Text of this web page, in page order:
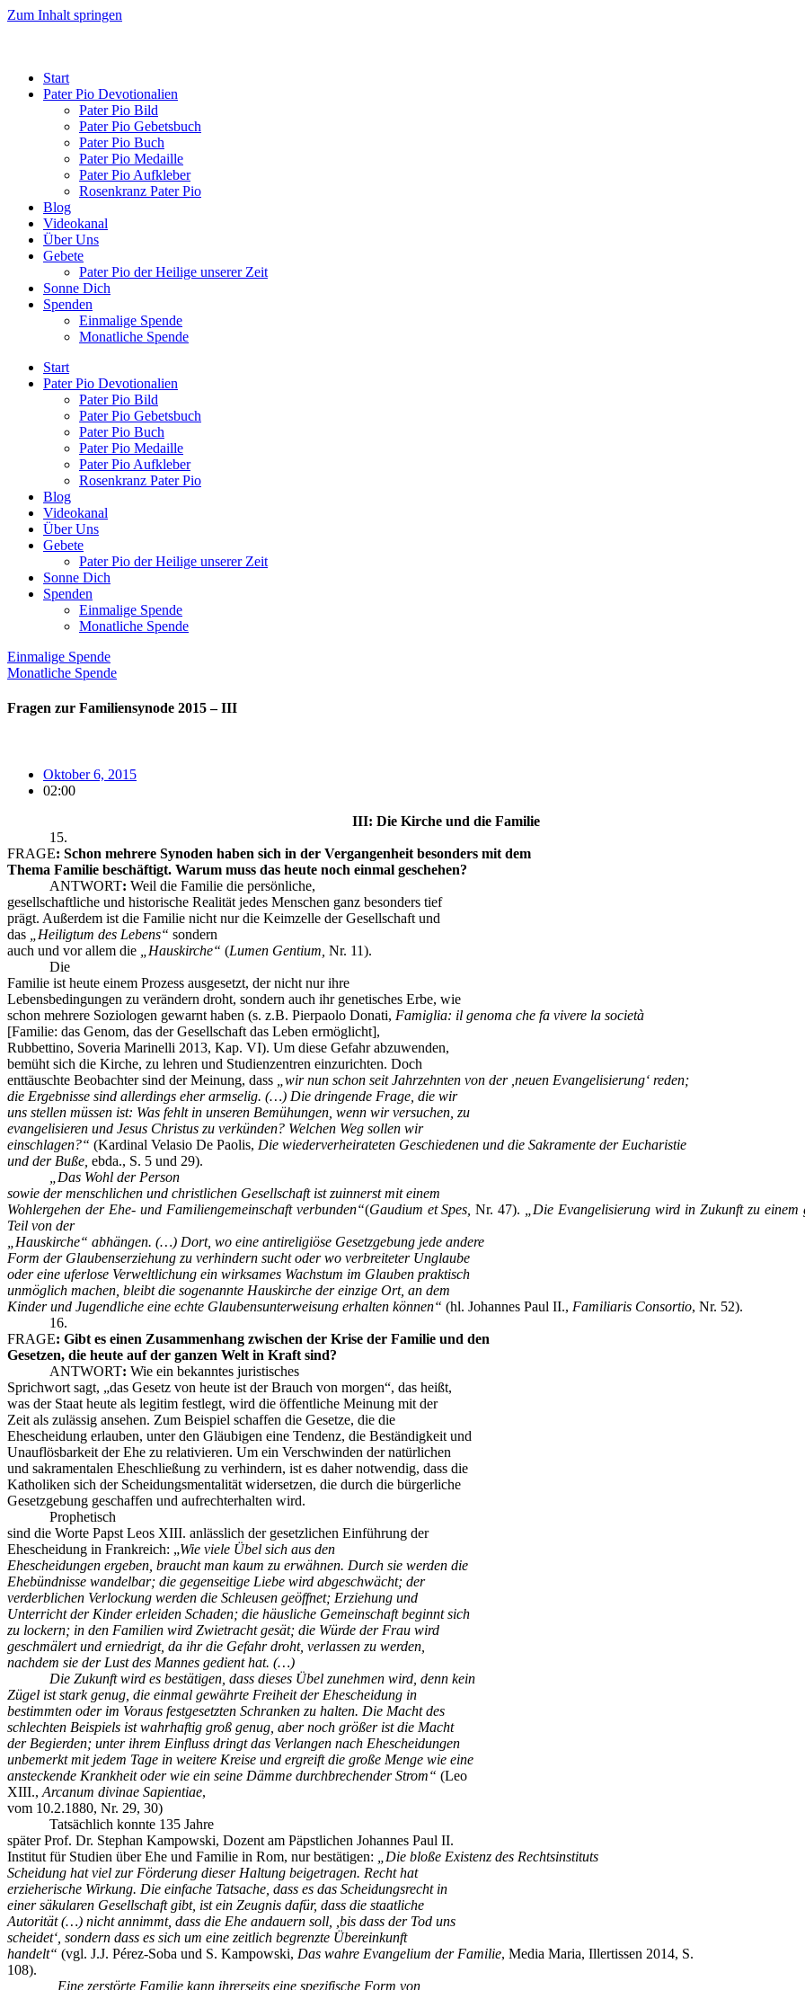
Zum Inhalt springen
Start
Pater Pio Devotionalien
Pater Pio Bild
Pater Pio Gebetsbuch
Pater Pio Buch
Pater Pio Medaille
Pater Pio Aufkleber
Rosenkranz Pater Pio
Blog
Videokanal
Über Uns
Gebete
Pater Pio der Heilige unserer Zeit
Sonne Dich
Spenden
Einmalige Spende
Monatliche Spende
Start
Pater Pio Devotionalien
Pater Pio Bild
Pater Pio Gebetsbuch
Pater Pio Buch
Pater Pio Medaille
Pater Pio Aufkleber
Rosenkranz Pater Pio
Blog
Videokanal
Über Uns
Gebete
Pater Pio der Heilige unserer Zeit
Sonne Dich
Spenden
Einmalige Spende
Monatliche Spende
Einmalige Spende
Monatliche Spende
Fragen zur Familiensynode 2015 – III
Oktober 6, 2015
02:00
III: Die Kirche und die Familie
15.
FRAGE: Schon mehrere Synoden haben sich in der Vergangenheit besonders mit dem
Thema Familie beschäftigt. Warum muss das heute noch einmal geschehen?
ANTWORT: Weil die Familie die persönliche,
gesellschaftliche und historische Realität jedes Menschen ganz besonders tief
prägt. Außerdem ist die Familie nicht nur die Keimzelle der Gesellschaft und
das
„Heiligtum des Lebens“ sondern
auch und vor allem die
„Hauskirche“ (Lumen Gentium, Nr. 11).
Die
Familie ist heute einem Prozess ausgesetzt, der nicht nur ihre
Lebensbedingungen zu verändern droht, sondern auch ihr genetisches Erbe, wie
schon mehrere Soziologen gewarnt haben (s. z.B. Pierpaolo Donati, Famiglia: il genoma che fa vivere la società
[Familie: das Genom, das der Gesellschaft das Leben ermöglicht],
Rubbettino, Soveria Marinelli 2013, Kap. VI). Um diese Gefahr abzuwenden,
bemüht sich die Kirche, zu lehren und Studienzentren einzurichten. Doch
enttäuschte Beobachter sind der Meinung, dass
„wir nun schon seit Jahrzehnten von der ,neuen Evangelisierung‘ reden;
die Ergebnisse sind allerdings eher armselig. (…) Die dringende Frage, die wir
uns stellen müssen ist: Was fehlt in unseren Bemühungen, wenn wir versuchen, zu
evangelisieren und Jesus Christus zu verkünden? Welchen Weg sollen wir
einschlagen?“ (Kardinal Velasio De Paolis, Die wiederverheirateten Geschiedenen und die Sakramente der Eucharistie
und der Buße, ebda., S. 5 und 29).
Das Wohl der Person
sowie der menschlichen und christlichen Gesellschaft ist zuinnerst mit einem
Wohlergehen der Ehe- und Familiengemeinschaft verbunden“(Gaudium et Spes, Nr. 47).
„Die Evangelisierung wird in Zukunft zu einem
Teil von der
„Hauskirche“ abhängen. (…) Dort, wo eine antireligiöse Gesetzgebung jede andere
Form der Glaubenserziehung zu verhindern sucht oder wo verbreiteter Unglaube
oder eine uferlose Verweltlichung ein wirksames Wachstum im Glauben praktisch
unmöglich machen, bleibt die sogenannte Hauskirche der einzige Ort, an dem
Kinder und Jugendliche eine echte Glaubensunterweisung erhalten können“ (hl. Johannes Paul II., Familiaris Consortio, Nr. 52).
16.
FRAGE: Gibt es einen Zusammenhang zwischen der Krise der Familie und den
Gesetzen, die heute auf der ganzen Welt in Kraft sind?
ANTWORT: Wie ein bekanntes juristisches
Sprichwort sagt, „das Gesetz von heute ist der Brauch von morgen“, das heißt,
was der Staat heute als legitim festlegt, wird die öffentliche Meinung mit der
Zeit als zulässig ansehen. Zum Beispiel schaffen die Gesetze, die die
Ehescheidung erlauben, unter den Gläubigen eine Tendenz, die Beständigkeit und
Unauflösbarkeit der Ehe zu relativieren. Um ein Verschwinden der natürlichen
und sakramentalen Eheschließung zu verhindern, ist es daher notwendig, dass die
Katholiken sich der Scheidungsmentalität widersetzen, die durch die bürgerliche
Gesetzgebung geschaffen und aufrechterhalten wird.
Prophetisch
sind die Worte Papst Leos XIII. anlässlich der gesetzlichen Einführung der
Ehescheidung in Frankreich: „Wie viele Übel sich aus den
Ehescheidungen ergeben, braucht man kaum zu erwähnen. Durch sie werden die
Ehebündnisse wandelbar; die gegenseitige Liebe wird abgeschwächt; der
verderblichen Verlockung werden die Schleusen geöffnet; Erziehung und
Unterricht der Kinder erleiden Schaden; die häusliche Gemeinschaft beginnt sich
zu lockern; in den Familien wird Zwietracht gesät; die Würde der Frau wird
geschmälert und erniedrigt, da ihr die Gefahr droht, verlassen zu werden,
nachdem sie der Lust des Mannes gedient hat. (…)
Die Zukunft wird es bestätigen, dass dieses Übel zunehmen wird, denn kein
Zügel ist stark genug, die einmal gewährte Freiheit der Ehescheidung in
bestimmten oder im Voraus festgesetzten Schranken zu halten. Die Macht des
schlechten Beispiels ist wahrhaftig groß genug, aber noch größer ist die Macht
der Begierden; unter ihrem Einfluss dringt das Verlangen nach Ehescheidungen
unbemerkt mit jedem Tage in weitere Kreise und ergreift die große Menge wie eine
ansteckende Krankheit oder wie ein seine Dämme durchbrechender Strom“ (Leo
XIII., Arcanum divinae Sapientiae,
vom 10.2.1880, Nr. 29, 30)
Tatsächlich konnte 135 Jahre
später Prof. Dr. Stephan Kampowski, Dozent am Päpstlichen Johannes Paul II.
Institut für Studien über Ehe und Familie in Rom, nur bestätigen:
„Die bloße Existenz des Rechtsinstituts
Scheidung hat viel zur Förderung dieser Haltung beigetragen. Recht hat
erzieherische Wirkung. Die einfache Tatsache, dass es das Scheidungsrecht in
einer säkularen Gesellschaft gibt, ist ein Zeugnis dafür, dass die staatliche
Autorität (…) nicht annimmt, dass die Ehe andauern soll, ,bis dass der Tod uns
scheidet‘, sondern dass es sich um eine zeitlich begrenzte Übereinkunft
handelt“ (vgl. J.J. Pérez-Soba und S. Kampowski, Das wahre Evangelium der Familie, Media Maria, Illertissen 2014, S.
108).
„Eine zerstörte Familie kann ihrerseits eine spezifische Form von